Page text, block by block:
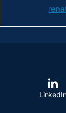
LinkedIn